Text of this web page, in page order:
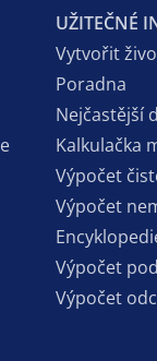
UŽITEČNÉ
Vytvořit
Poradna
Nejčastější
Kalkulačka
Výpočet
Výpočet
Výpočet
Výpočet